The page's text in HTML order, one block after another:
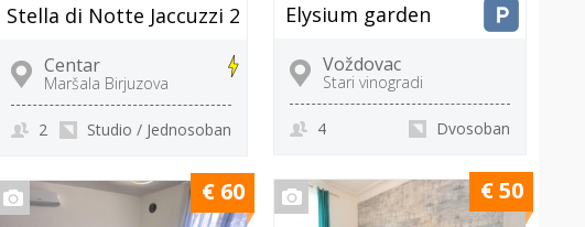
Stella di Notte Jaccuzzi 2
Centar
Maršala Birjuzova
Studio / Jednosoban
2
Elysium garden
Voždovac
Stari vinogradi
Dvosoban
4
€ 60 € 50